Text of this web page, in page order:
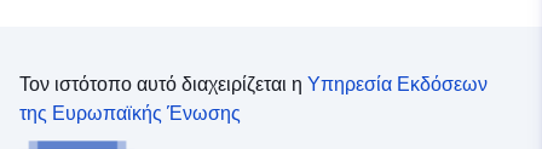
Τον ιστότοπο αυτό διαχειρίζεται η Υπηρεσία Εκδόσεων
της Ευρωπαϊκής Ένωσης